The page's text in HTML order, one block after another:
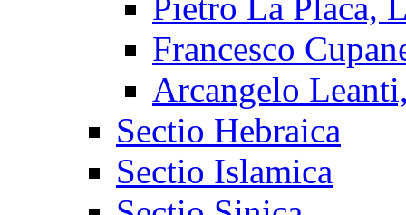
Francesco
Arcangelo
Sectio Hebraica
Sectio Islamica